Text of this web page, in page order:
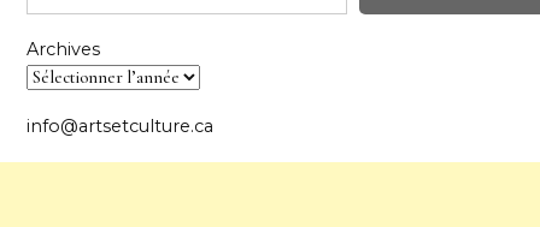
Archives
info@artsetculture.ca